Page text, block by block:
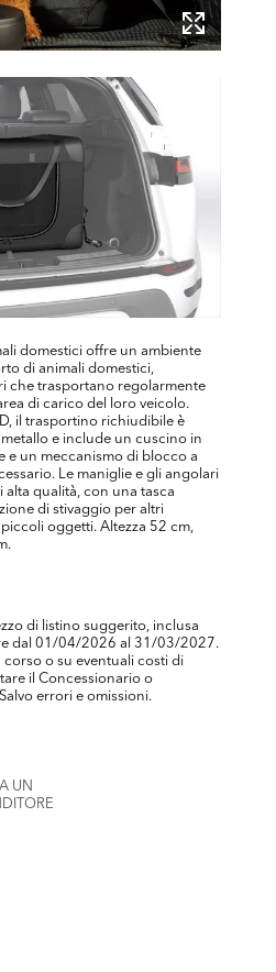
domestici offre un ambiente
di animali domestici,
che trasportano regolarmente
di carico del loro veicolo.
il trasportino richiudibile è
e include un cuscino in
e un meccanismo di blocco a
Le maniglie e gli angolari
qualità, con una tasca
di stivaggio per altri
oggetti. Altezza 52 cm,
di listino suggerito, inclusa
dal 01/04/2026 al 31/03/2027.
o su eventuali costi di
il Concessionario o
errori e omissioni.
UN